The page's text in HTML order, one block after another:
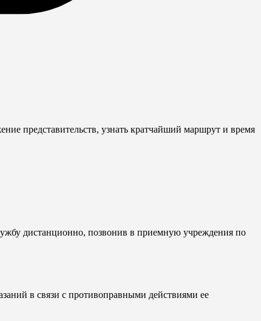
представительств, узнать кратчайший маршрут и время
дистанционно, позвонив в приемную учреждения по
в связи с противоправными действиями ее